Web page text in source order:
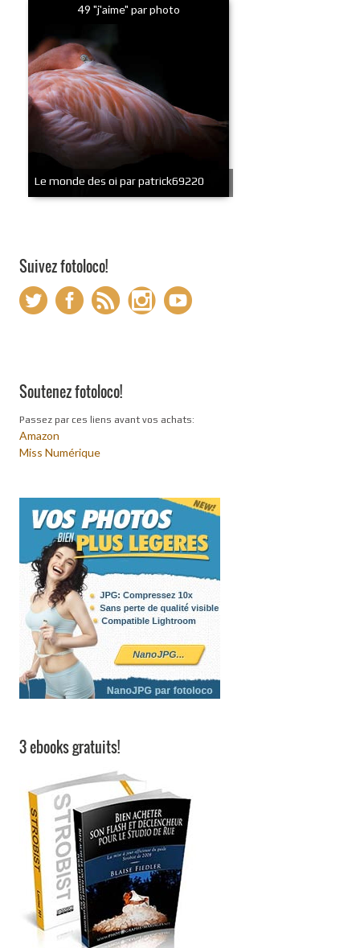
49 "j'aime" par photo
Le monde des oi par patrick69220
Suivez fotoloco!
Soutenez fotoloco!
Passez par ces liens avant vos achats:
Amazon
Miss Numérique
3 ebooks gratuits!